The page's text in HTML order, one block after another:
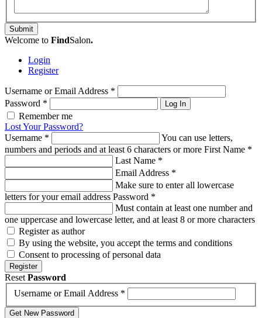
Submit
Welcome to FindSalon.
Login
Register
Username or Email Address *
Password * Log In
Remember me
Lost Your Password?
Username *
You can use letters,
numbers and periods and at least 6 characters or more First Name *
Last Name *
Email Address *
Make sure to enter all lowercase
letters for your email address Password *
Must contain at least one number and
one uppercase and lowercase letter, and at least 8 or more characters
Register as author
By using the website, you accept the terms and conditions
Consent to processing of personal data
Register
Reset Password
Username or Email Address *
Get New Password